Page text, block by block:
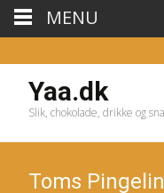
Yaa.dk
Slik, chokolade, drikke og
Toms
MENU